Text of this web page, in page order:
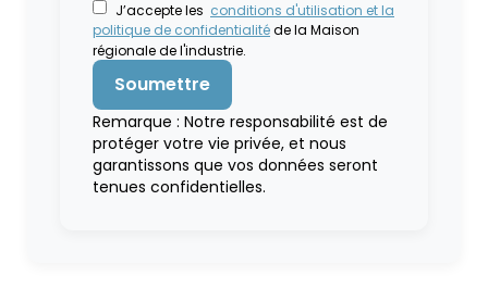
J’accepte les conditions d'utilisation et la
politique de confidentialitéde la Maison
régionale de l'industrie.
Remarque : Notre responsabilité est de
protéger votre vie privée, et nous
garantissons que vos données seront
tenues confidentielles.